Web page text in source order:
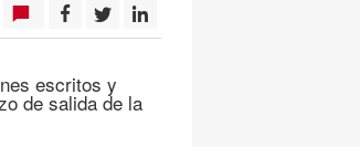
escritos y
de salida de la